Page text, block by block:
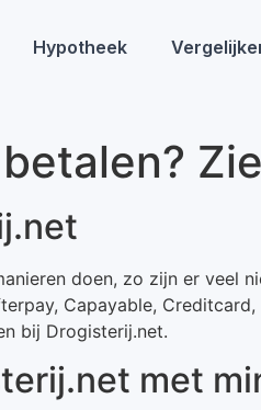
Hypotheek
doen, zo zijn er veel
Capayable,
bij Drogisterij.net.
met